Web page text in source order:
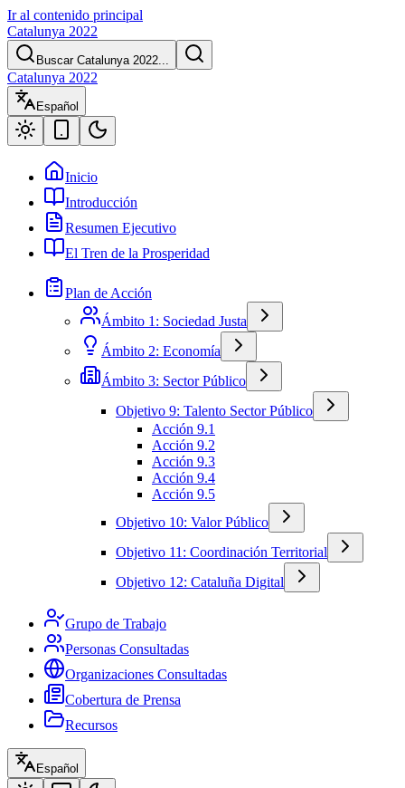
Ir al contenido principal
Catalunya 2022
Buscar Catalunya 2022...
Catalunya 2022
Español
Inicio
Introducción
Resumen Ejecutivo
El Tren de la Prosperidad
Plan de Acción
Ámbito 1: Sociedad Justa
Ámbito 2: Economía
Ámbito 3: Sector Público
Objetivo 9: Talento Sector Público
Acción 9.1
Acción 9.2
Acción 9.3
Acción 9.4
Acción 9.5
Objetivo 10: Valor Público
Objetivo 11: Coordinación Territorial
Objetivo 12: Cataluña Digital
Grupo de Trabajo
Personas Consultadas
Organizaciones Consultadas
Cobertura de Prensa
Recursos
Español